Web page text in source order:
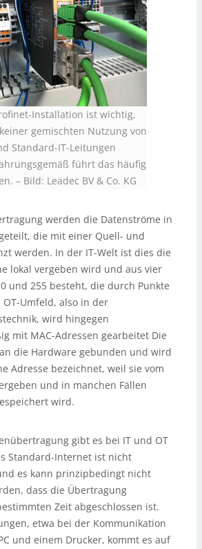
Installation ist wichtig,
gemischten Nutzung von
Standard-IT-Leitungen
führt das häufig
– Bild: Leadec BV & Co. KG
werden die Datenströme in
die mit einer Quell- und
werden. In der IT-Welt ist dies die
lokal vergeben wird und aus vier
und 255 besteht, die durch Punkte
Umfeld, also in der
wird hingegen
mit MAC-Adressen gearbeitet Die
die Hardware gebunden und wird
Adresse bezeichnet, weil sie vom
und in manchen Fällen
wird.
gibt es bei IT und OT
Standard-Internet ist nicht
es kann prinzipbedingt nicht
dass die Übertragung
Zeit abgeschlossen ist.
etwa bei der Kommunikation
und einem Drucker, kommt es auf